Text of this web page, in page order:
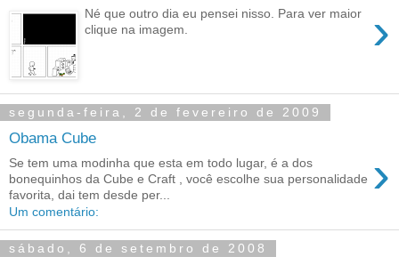
›
Né que outro dia eu pensei nisso. Para ver maior
clique na imagem.
segunda-feira, 2 de fevereiro de 2009
Obama Cube
›
Se tem uma modinha que esta em todo lugar, é a dos
bonequinhos da Cube e Craft , você escolhe sua personalidade
favorita, dai tem desde per...
Um comentário:
sábado, 6 de setembro de 2008